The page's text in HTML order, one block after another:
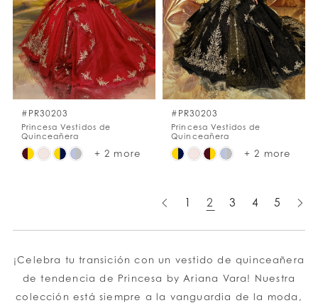
end
end
#PR30203
Princesa Vestidos de
Quinceañera
Skip
+ 2 more
#PR30203
Princesa Vestidos de
Quinceañera
Skip
#6549d95089
+ 2 more
1 2 3 4 5
¡Celebra tu transición con un vestido de quinceañera
de tendencia de Princesa by Ariana Vara! Nuestra
colección está siempre a la vanguardia de la moda,